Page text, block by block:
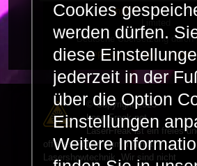
Powered byphpBB® Forum
Limited
Deutsche Übersetzung durch
PRIVACY_LINK
© Copyright 2025 -
LaserFreak.net
LaserFreak ist ein freies
offenes Forum zum Thema
Lasershowtechnik. Wir sind nicht
Cookies
werden dürfen.
diese
jederzeit in der
über die Option
Einstellungen
Weitere